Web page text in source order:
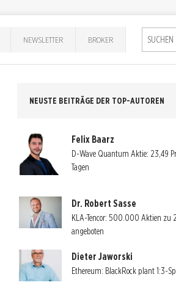
NEWSLETTER BROKER
NEUSTE BEITRÄGE DER TOP-AUTOREN
Felix Baarz
D-Wave Quantum Aktie: 23,49
Tagen
Dr. Robert Sasse
KLA-Tencor: 500.000 Aktien zu
angeboten
Dieter Jaworski
Ethereum: BlackRock plant 1:3-